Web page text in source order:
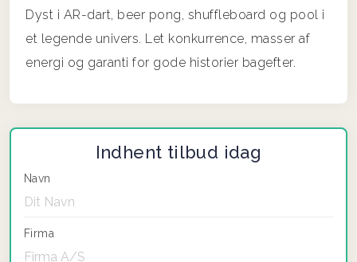
Dyst i AR-dart, beer pong, shuffleboard og pool i
et legende univers. Let konkurrence, masser af
energi og garanti for gode historier bagefter.
Indhent tilbud idag
Navn
Firma